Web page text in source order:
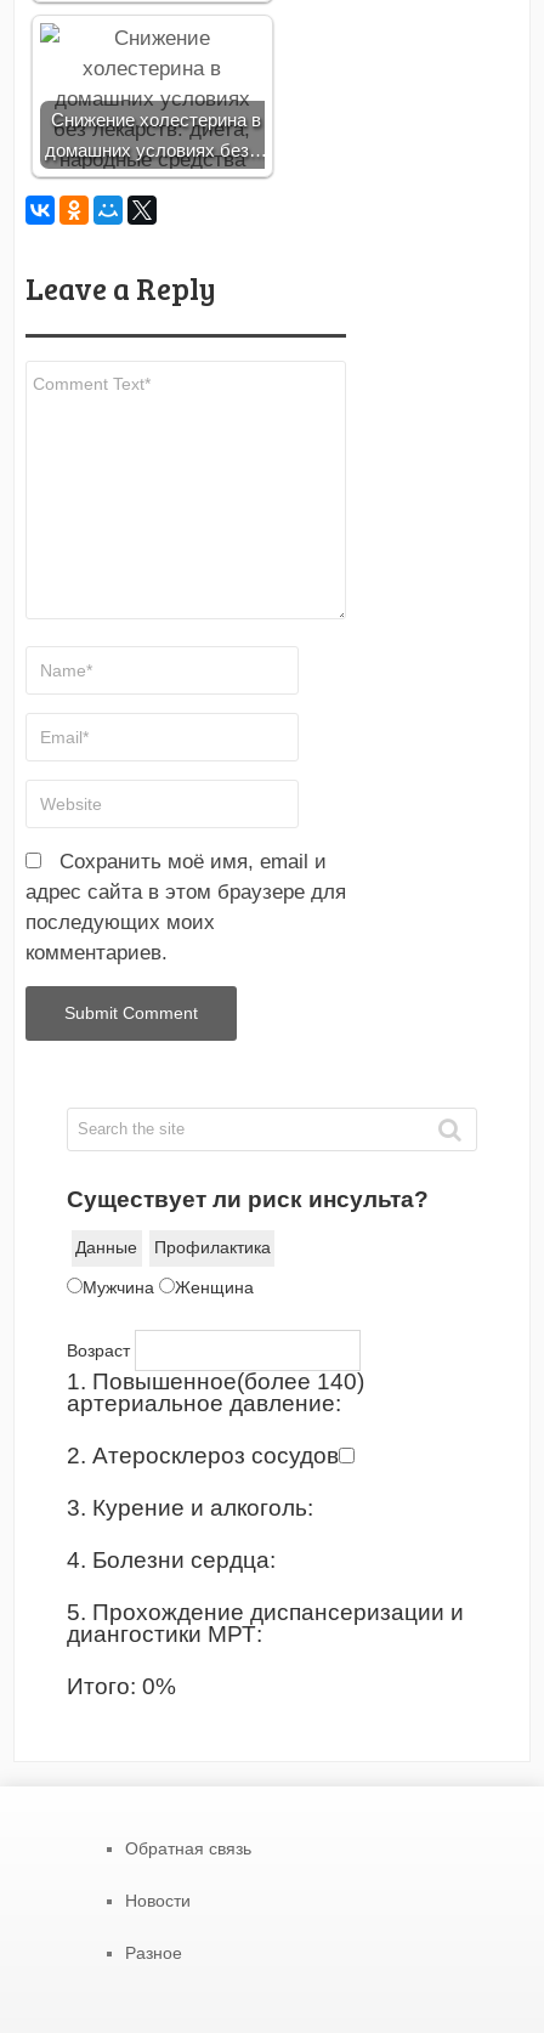
Снижение холестерина в
домашних условиях без…
Leave a Reply
Сохранить моё имя, email и
адрес сайта в этом браузере для
последующих моих
комментариев.
Существует ли риск инсульта?
Данные Профилактика
Мужчина Женщина
Возраст
1. Повышенное(более 140)
артериальное давление:
2. Атеросклероз сосудов
3. Курение и алкоголь:
4. Болезни сердца:
5. Прохождение диспансеризации и
диангостики МРТ:
Итого:0%
Обратная связь
Новости
Разное